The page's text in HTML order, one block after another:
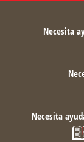
Necesita
Necesita